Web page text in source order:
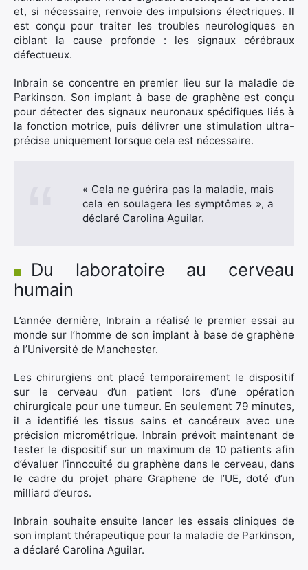
et, si nécessaire, renvoie des impulsions électriques. Il
est conçu pour traiter les troubles neurologiques en
ciblant la cause profonde : les signaux cérébraux
défectueux.
Inbrain se concentre en premier lieu sur la maladie de
Parkinson. Son implant à base de graphène est conçu
pour détecter des signaux neuronaux spécifiques liés à
la fonction motrice, puis délivrer une stimulation ultra-
précise uniquement lorsque cela est nécessaire.
« Cela ne guérira pas la maladie, mais
cela en soulagera les symptômes », a
déclaré Carolina Aguilar.
Du laboratoire au cerveau
humain
L’année dernière, Inbrain a réalisé le premier essai au
monde sur l’homme de son implant à base de graphène
à l’Université de Manchester.
Les chirurgiens ont placé temporairement le dispositif
sur le cerveau d’un patient lors d’une opération
chirurgicale pour une tumeur. En seulement 79 minutes,
il a identifié les tissus sains et cancéreux avec une
précision micrométrique. Inbrain prévoit maintenant de
tester le dispositif sur un maximum de 10 patients afin
d’évaluer l’innocuité du graphène dans le cerveau, dans
le cadre du projet phare Graphene de l’UE, doté d’un
milliard d’euros.
Inbrain souhaite ensuite lancer les essais cliniques de
son implant thérapeutique pour la maladie de Parkinson,
a déclaré Carolina Aguilar.
Rechercher